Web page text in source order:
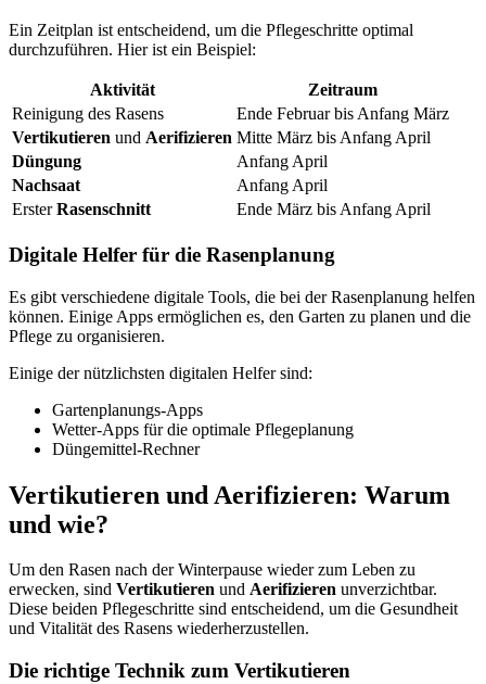
Ein Zeitplan ist entscheidend, um die Pflegeschritte optimal
durchzuführen. Hier ist ein Beispiel:
Aktivität
Zeitraum
Reinigung des Rasens
Ende Februar bis Anfang März
Vertikutieren und Aerifizieren Mitte März bis Anfang April
Düngung
Anfang April
Nachsaat
Anfang April
ErsterRasenschnitt Ende März bis Anfang April
Digitale Helfer für die Rasenplanung
Es gibt verschiedene digitale Tools, die bei der Rasenplanung helfen
können. Einige Apps ermöglichen es, den Garten zu planen und die
Pflege zu organisieren.
Einige der nützlichsten digitalen Helfer sind:
Gartenplanungs-Apps
Wetter-Apps für die optimale Pflegeplanung
Düngemittel-Rechner
Vertikutieren und Aerifizieren: Warum
und wie?
Um den Rasen nach der Winterpause wieder zum Leben zu
erwecken, sind Vertikutieren und Aerifizieren unverzichtbar.
Diese beiden Pflegeschritte sind entscheidend, um die Gesundheit
und Vitalität des Rasens wiederherzustellen.
Die richtige Technik zum Vertikutieren